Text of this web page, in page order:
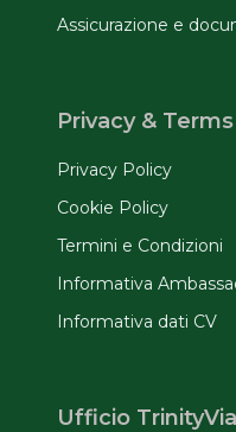
Assicurazione e
Privacy & Terms
Privacy Policy
Cookie Policy
Termini e Condizioni
Informativa
Informativa dati CV
Ufficio